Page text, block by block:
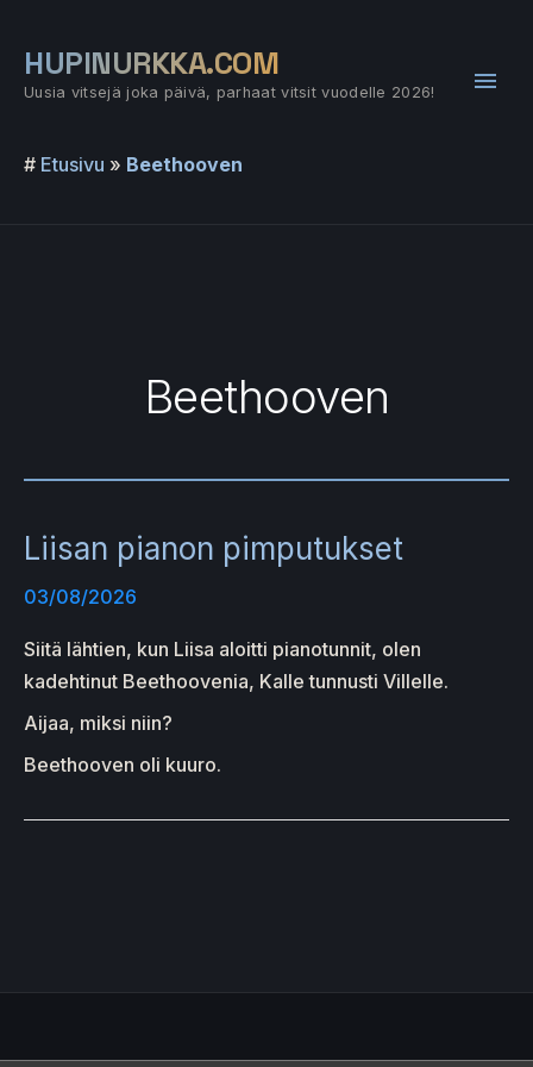
sisältöön
HUPINURKKA.COM
Uusia vitsejä joka päivä, parhaat vitsit vuodelle 2026!
# Etusivu » Beethooven
Beethooven
Liisan pianon pimputukset
03/08/2026
Siitä lähtien, kun Liisa aloitti pianotunnit, olen
kadehtinut Beethoovenia, Kalle tunnusti Villelle.
Aijaa, miksi niin?
Beethooven oli kuuro.